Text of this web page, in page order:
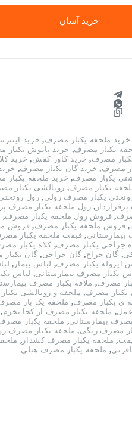
خرید آسان
خريد ملحفه يكبار مصرف, خرید
یکبار مصرف, خرید پاپوش یکبار
مصرف, خرید کاور کفش, خرید
مصرف, خرید گان یکبار مصرف,
یکبار مصرف, خرید ملحفه یکبار
یکبار مصرف, روبالشی یکبار
یکبار مصرف رولی, رول
, رول ملحفه یکبار مصرف
, فروش رول ملحفه یکبار مصرف,
, فروش ملحفه یکبار مصرف, فروش
, قیمت ملحفه یکبار
جراحی یکبار مصرف, کلاه یکبار
, گان جراح, گان جراحی, گان
ایزوله یکبار مصرف, لباس بیمار ,
یکبار مصرف بیمارستانی, لباس
مصرف, ملافه یکبار مصرف
یکبار مصرف, ملحفه و روبالشی
ی یکبار مصرف, ملحفه یک بار
عمل, ملحفه یکبار مصرف از کجا بخرم,
بیمارستانی, ملحفه یکبار
مصرف رنگی, ملحفه یکبار مصرف
, ملحفه یکبار مصرف کشدار ,
, ملحفه یکبار مصرف هتلی